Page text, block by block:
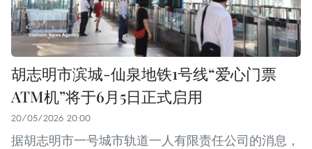
胡志明市滨城-仙泉地铁1号线“爱心门票
ATM机”将于6月5日正式启用
20/05/2026 20:00
据胡志明市一号城市轨道一人有限责任公司的消息，